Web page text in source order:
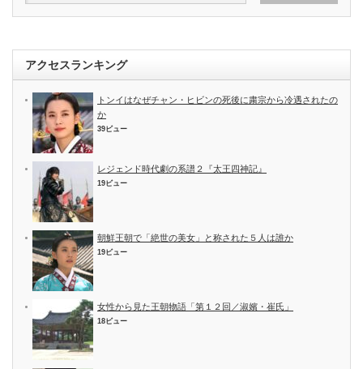
アクセスランキング
トンイはなぜチャン・ヒビンの死後に粛宗から冷遇されたの
か
39ビュー
レジェンド時代劇の系譜２『太王四神記』
19ビュー
朝鮮王朝で「絶世の美女」と称された５人は誰か
19ビュー
女性から見た王朝物語「第１２回／淑嬪・崔氏」
18ビュー